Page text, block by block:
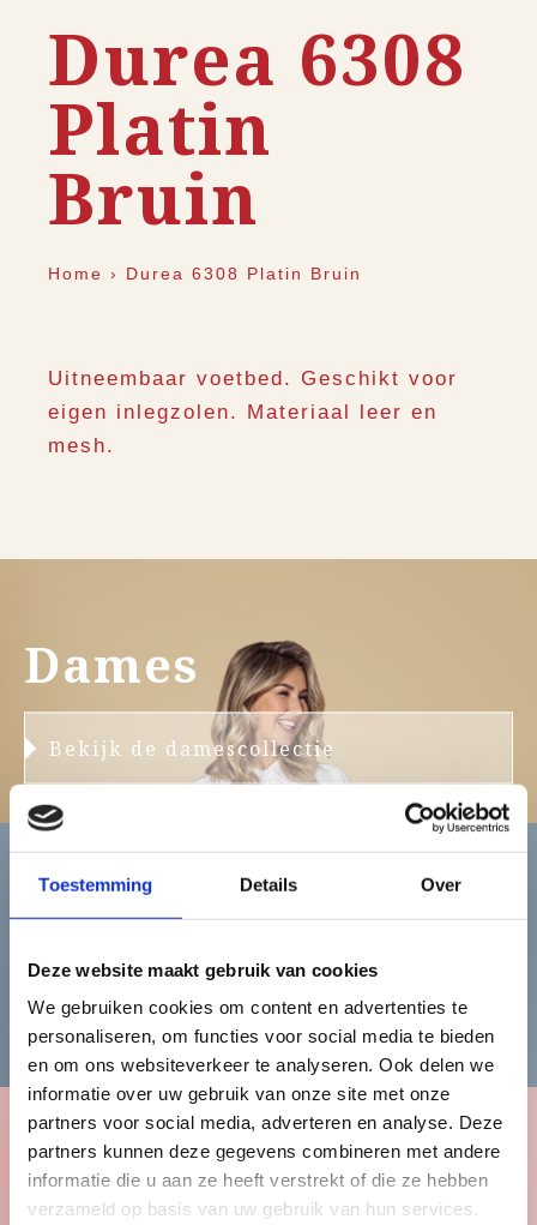
Toestemming Details Over
Deze website maakt gebruik van cookies
We gebruiken cookies om content en advertenties te
personaliseren, om functies voor social media te bieden
en om ons websiteverkeer te analyseren. Ook delen we
informatie over uw gebruik van onze site met onze
partners voor social media, adverteren en analyse. Deze
partners kunnen deze gegevens combineren met andere
informatie die u aan ze heeft verstrekt of die ze hebben
verzameld op basis van uw gebruik van hun services.
Durea 6308
Platin
Bruin
Home › Durea 6308 Platin Bruin
Uitneembaar voetbed. Geschikt voor
eigen inlegzolen. Materiaal leer en
mesh.
Dames
Bekijk de damescollectie
Heren
Bekijk de herencollectie
Kinderen